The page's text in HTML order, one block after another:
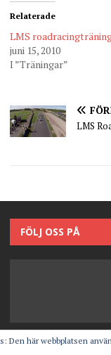
Relaterade
LMS
juni 15, 2010
I ”Träningar”
LMS
FÖLJ OSS PÅ
Den här webbplatsen